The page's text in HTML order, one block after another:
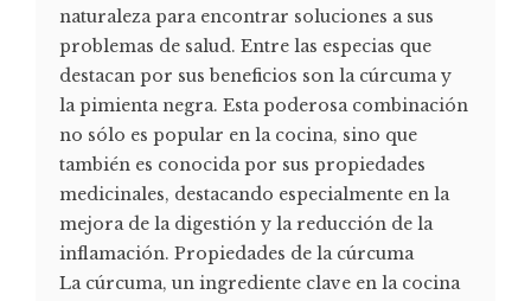
naturaleza para encontrar soluciones a sus
problemas de salud. Entre las especias que
destacan por sus beneficios son la cúrcuma y
la pimienta negra. Esta poderosa combinación
no sólo es popular en la cocina, sino que
también es conocida por sus propiedades
medicinales, destacando especialmente en la
mejora de la digestión y la reducción de la
inflamación. Propiedades de la cúrcuma
La cúrcuma, un ingrediente clave en la cocina